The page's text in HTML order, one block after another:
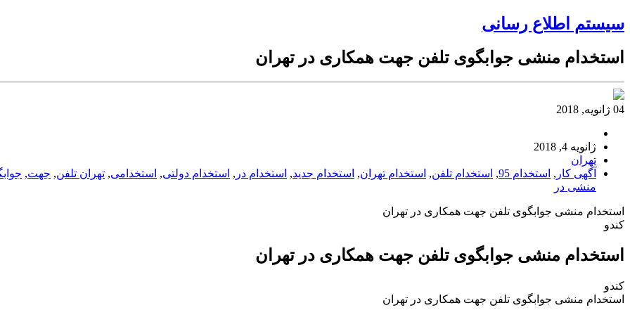
سیستم اطلاع رسانی
استخدام منشی جوابگوی تلفن جهت همکاری در تهران
04 ژانویه, 2018
ژانویه 4, 2018
تهران
آگهی کار , استخدام 95 , استخدام تلفن, استخدام تهران, استخدام جدید, استخدام در , استخدام دولتی, استخدامی, تهران تلفن, جهت,
منشی در
استخدام منشی جوابگوی تلفن جهت همکاری در تهران
کندو
استخدام منشی جوابگوی تلفن جهت همکاری در تهران
کندو
استخدام منشی جوابگوی تلفن جهت همکاری در تهران